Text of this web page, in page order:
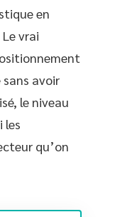
en
vrai
avoir
le niveau
les
qu’on